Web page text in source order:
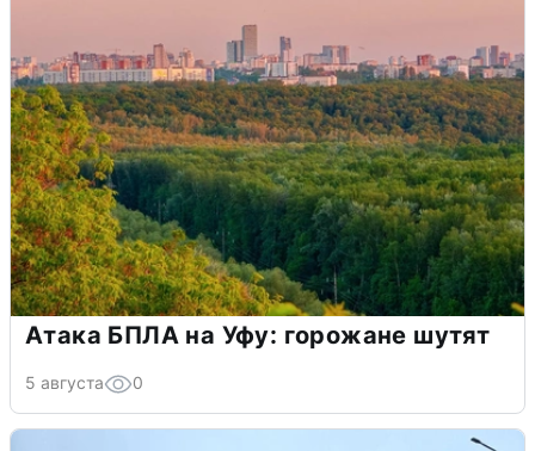
Атака БПЛА на Уфу: горожане шутят
5 августа 0